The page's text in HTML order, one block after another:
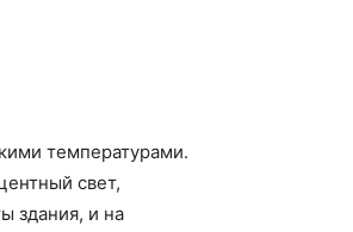
температурами.
свет,
здания, и на